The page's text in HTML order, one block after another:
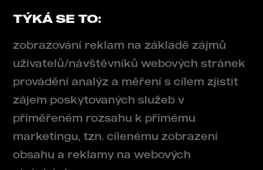
TÝKÁ SE TO:
zobrazování reklam na základě zájmů
uživatelů/návštěvníků webových stránek
provádění analýz a měření s cílem zjistit
zájem poskytovaných služeb v
přiměřeném rozsahu k přímému
marketingu, tzn. cílenému zobrazení
obsahu a reklamy na webových